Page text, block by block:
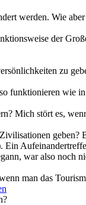
werden. Wie
der
zu
funktionieren wie
Mich stört es,
Ein
war also
man das